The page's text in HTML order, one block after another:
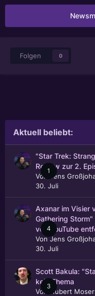
Folgen 0
Aktuell beliebt:
1
"Star Trek:
Review zur 2.
Von Jens
30. Juli
4
Axanar im Visier
Gathering
von YouTube
VonJens
30. Juli
3
Scott Bakula:
kein Thema
Von Hubert Moser